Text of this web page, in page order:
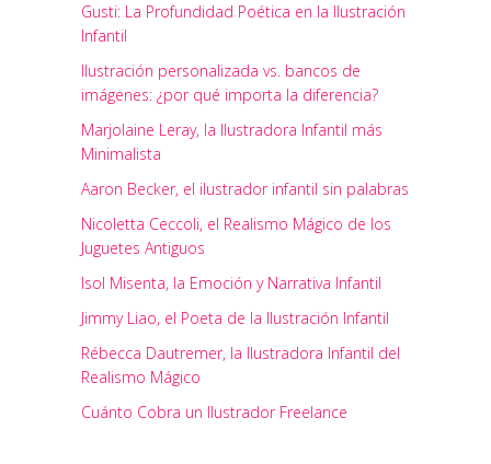
Gusti: La Profundidad Poética en la Ilustración
Infantil
Ilustración personalizada vs. bancos de
imágenes: ¿por qué importa la diferencia?
Marjolaine Leray, la Ilustradora Infantil más
Minimalista
Aaron Becker, el ilustrador infantil sin palabras
Nicoletta Ceccoli, el Realismo Mágico de los
Juguetes Antiguos
Isol Misenta, la Emoción y Narrativa Infantil
Jimmy Liao, el Poeta de la Ilustración Infantil
Rébecca Dautremer, la Ilustradora Infantil del
Realismo Mágico
Cuánto Cobra un Ilustrador Freelance